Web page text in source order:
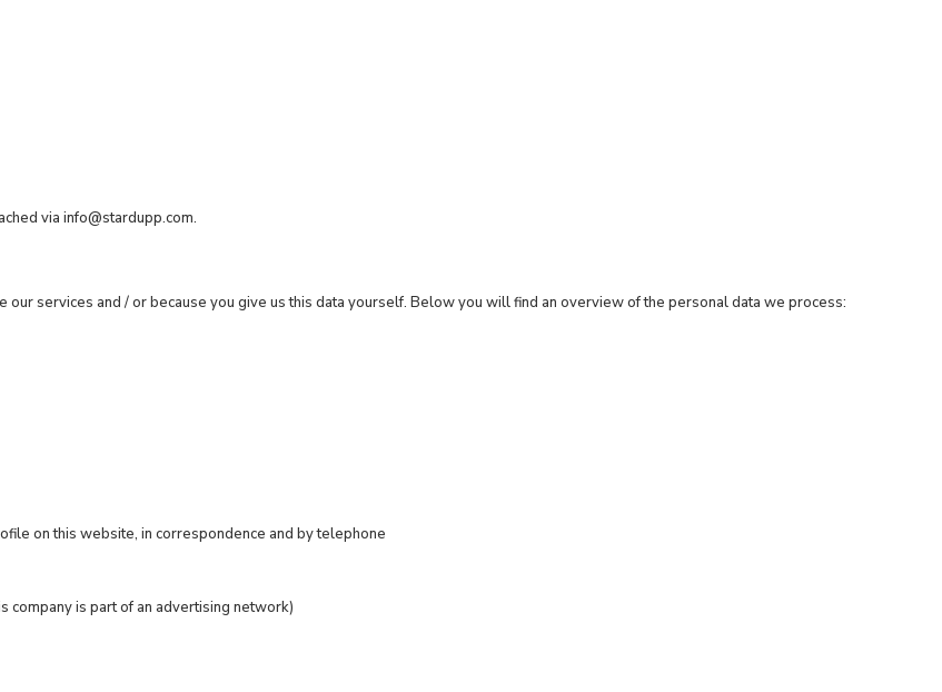
via info@stardupp.com.
services and / or because you give us this data yourself. Below you will find an overview of the personal data we process:
on this website, in correspondence and by telephone
company is part of an advertising network)